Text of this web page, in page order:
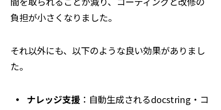
負担が小さくなりました。
それ以外にも、以下のような良い効果がありまし
た。
ナレッジ支援：自動生成されるdocstring・コ